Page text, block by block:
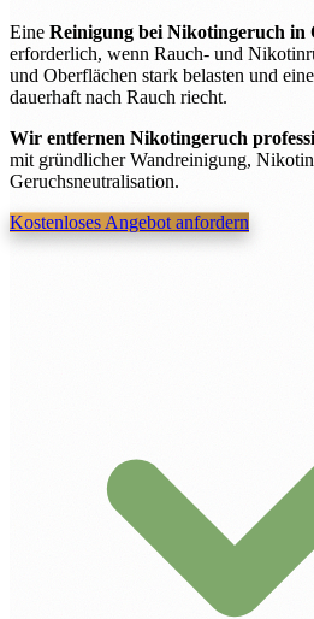
Eine Reinigung bei Nikotingeruch in
erforderlich, wenn Rauch- und
und Oberflächen stark belasten und
dauerhaft nach Rauch riecht.
Wir entfernen Nikotingeruch
mit gründlicher Wandreinigung,
Geruchsneutralisation.
Kostenloses Angebot anfordern